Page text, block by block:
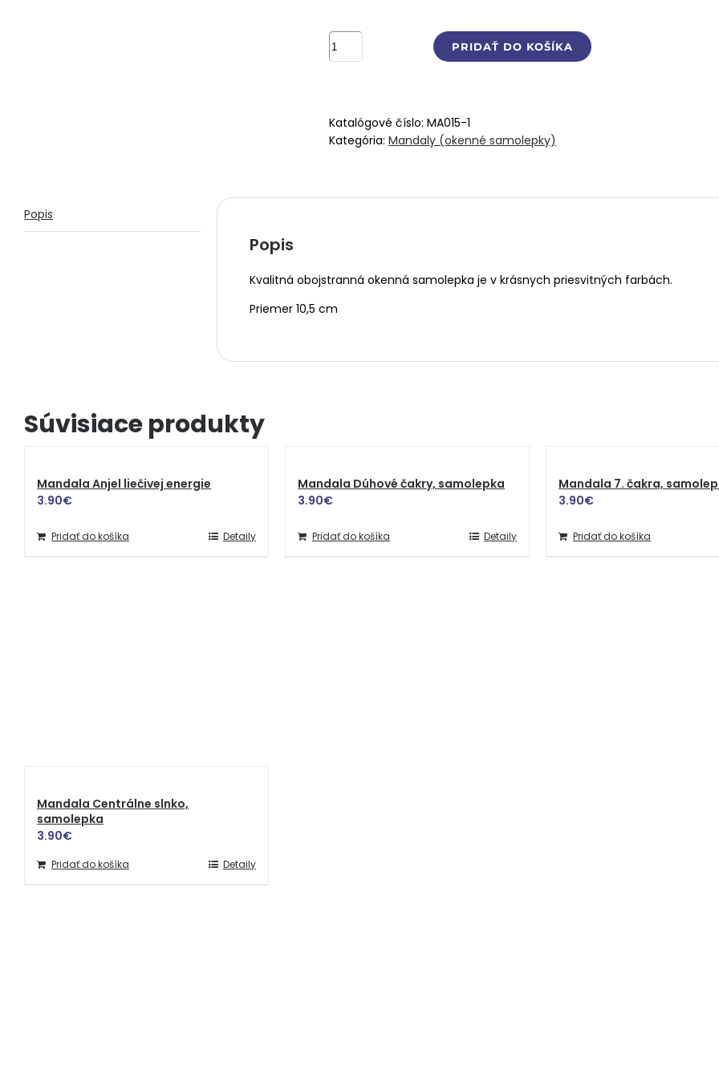
množstvo
Mandala
samolepka
PRIDAŤ DO KOŠÍKA
Katalógové číslo: MA015-1
Kategória: Mandaly (okenné samolepky)
Popis
Popis
Kvalitná obojstranná okenná samolepka je v krásnych priesvitných farbách.
Priemer 10,5 cm
Súvisiace produkty
Mandala Anjel liečivej energie
3.90€
Pridať do košíka Detaily
Mandala Dúhové čakry, samolepka
3.90€
Pridať do košíka Detaily
Mandala 7. čakra,
3.90€
Pridať do košíka
Mandala Centrálne slnko,
samolepka
3.90€
Pridať do košíka Detaily